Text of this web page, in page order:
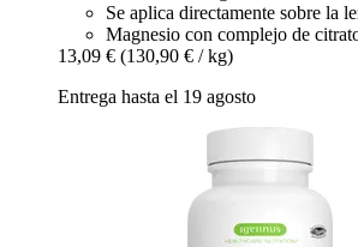
Se aplica directamente sobre la
Magnesio con complejo de
13,09 € (130,90 € / kg)
Entrega hasta el 19 agosto